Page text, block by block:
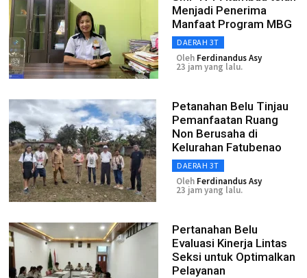
Menjadi Penerima
Manfaat Program MBG
DAERAH 3T
Oleh Ferdinandus Asy
23 jam yang lalu.
Petanahan Belu Tinjau
Pemanfaatan Ruang
Non Berusaha di
Kelurahan Fatubenao
DAERAH 3T
Oleh Ferdinandus Asy
23 jam yang lalu.
Pertanahan Belu
Evaluasi Kinerja Lintas
Seksi untuk Optimalkan
Pelayanan